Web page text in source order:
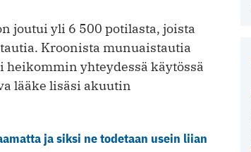
joutui yli 6 500 potilasta, joista
Kroonista munuaistautia
yhteydessä käytössä
lääke lisäsi akuutin
ja siksi ne todetaan usein liian